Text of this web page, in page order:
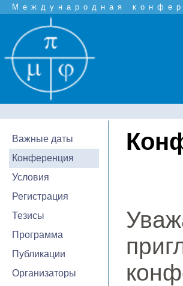
Международная
Важные даты
Конференция
Условия
Регистрация
Тезисы
Программа
Публикации
Организаторы